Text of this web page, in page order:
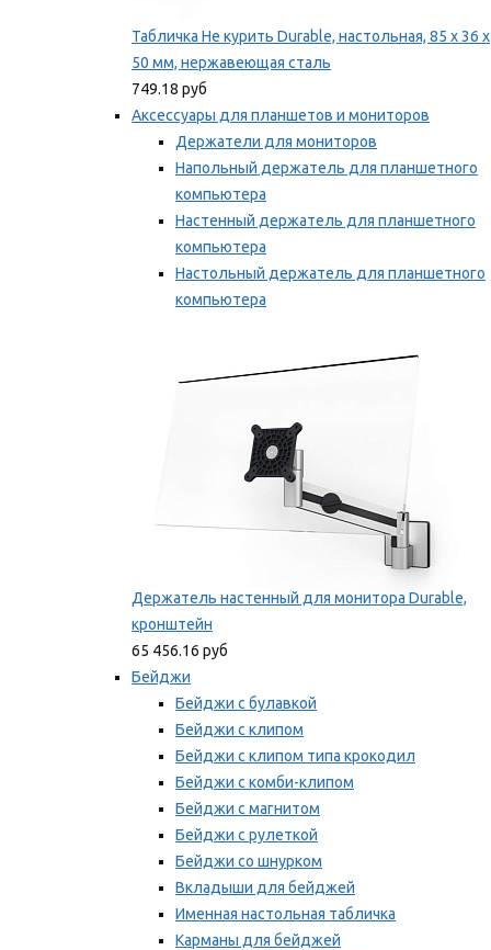
Табличка Не курить Durable, настольная, 85 x 36 x
50 мм, нержавеющая сталь
749.18 руб
Аксессуары для планшетов и мониторов
Держатели для мониторов
Напольный держатель для планшетного
компьютера
Настенный держатель для планшетного
компьютера
Настольный держатель для планшетного
компьютера
Держатель настенный для монитора Durable,
кронштейн
65 456.16 руб
Бейджи
Бейджи с булавкой
Бейджи с клипом
Бейджи с клипом типа крокодил
Бейджи с комби-клипом
Бейджи с магнитом
Бейджи с рулеткой
Бейджи со шнурком
Вкладыши для бейджей
Именная настольная табличка
Карманы для бейджей